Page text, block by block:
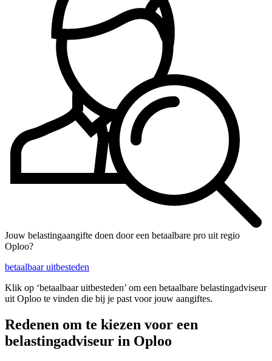
Jouw belastingaangifte doen door een betaalbare pro uit regio
Oploo?
betaalbaar uitbesteden
Klik op ‘betaalbaar uitbesteden’ om een betaalbare belastingadviseur
uit Oploo te vinden die bij je past voor jouw aangiftes.
Redenen om te kiezen voor een
belastingadviseur in Oploo